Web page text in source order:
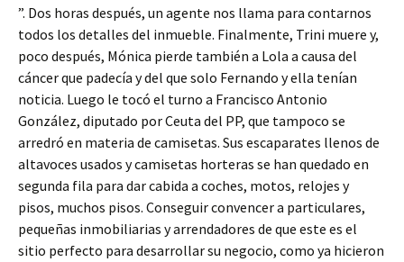
”. Dos horas después, un agente nos llama para contarnos
todos los detalles del inmueble. Finalmente, Trini muere y,
poco después, Mónica pierde también a Lola a causa del
cáncer que padecía y del que solo Fernando y ella tenían
noticia. Luego le tocó el turno a Francisco Antonio
González, diputado por Ceuta del PP, que tampoco se
arredró en materia de camisetas. Sus escaparates llenos de
altavoces usados y camisetas horteras se han quedado en
segunda fila para dar cabida a coches, motos, relojes y
pisos, muchos pisos. Conseguir convencer a particulares,
pequeñas inmobiliarias y arrendadores de que este es el
sitio perfecto para desarrollar su negocio, como ya hicieron